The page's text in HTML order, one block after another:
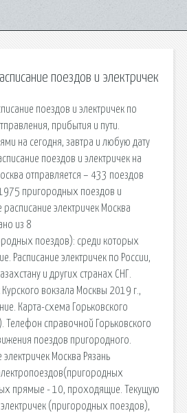
поездов и электричек
поездов и электричек по
прибытия и пути.
на сегодня, завтра и любую дату
поездов и электричек на
отправляется – 433 поездов
пригородных поездов и
расписание электричек Москва
из 8
поездов): среди которых
Расписание электричек по России,
и других странах СНГ.
Курского вокзала Москвы 2019 г.,
Карта-схема Горьковского
Телефон справочной Горьковского
поездов пригородного.
Москва Рязань
прямые - 10, проходящие. Текущую
(пригородных поездов),